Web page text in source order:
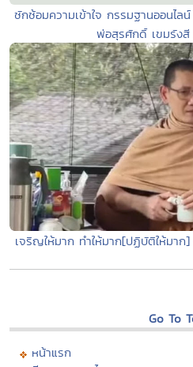
ซักซ้อมความเข้าใจ กรรมฐานออนไ
พ่อสุรศักดิ์ เขมรัง
เจริญให้มาก ทำให้มาก[ปฏิบัติให้มา
Go To
หน้าแรก